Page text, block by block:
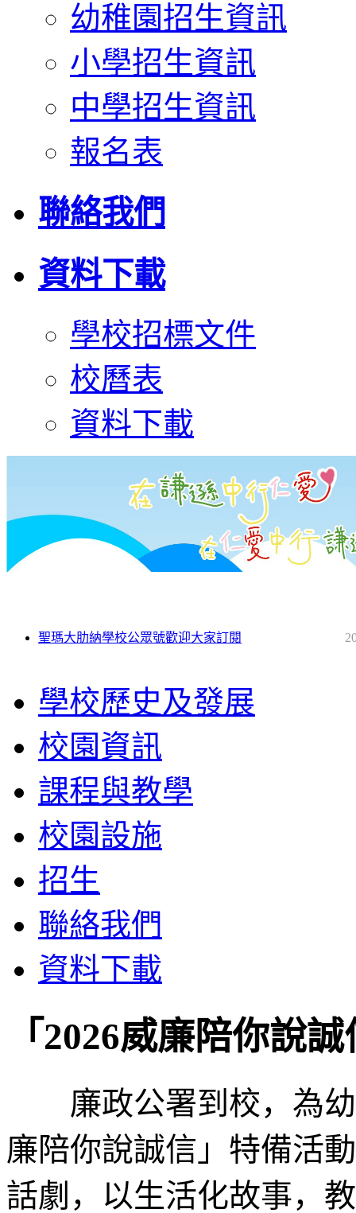
幼稚園招生資訊
小學招生資訊
中學招生資訊
報名表
聯絡我們
資料下載
學校招標文件
校曆表
資料下載
聖瑪大肋納學校公眾號歡迎大家訂閱
學校歷史及發展
校園資訊
課程與教學
校園設施
招生
聯絡我們
資料下載
「2026威廉陪你說
廉政公署到校，為幼
廉陪你說誠信」特備活
話劇，以生活化故事，